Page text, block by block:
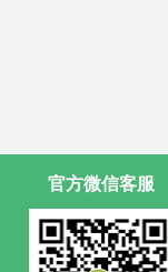
官方微信客服